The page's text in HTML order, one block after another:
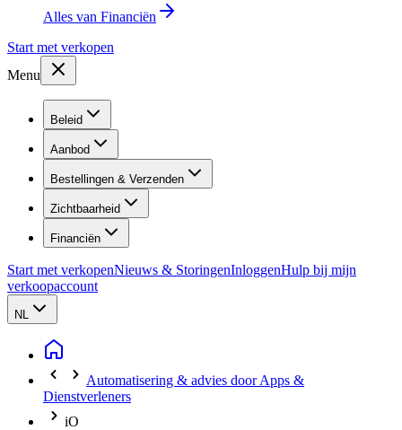
Alles van Financiën
Start met verkopen
Menu
Beleid
Aanbod
Bestellingen & Verzenden
Zichtbaarheid
Financiën
Start met verkopenNieuws & StoringenInloggenHulp bij mijn
verkoopaccount
NL
Automatisering & advies door Apps &
Dienstverleners
iO